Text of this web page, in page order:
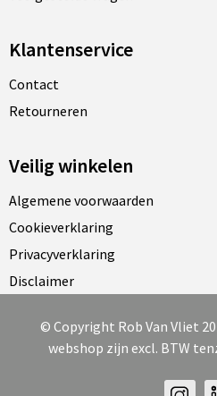
Klantenservice
Contact
Retourneren
Veilig winkelen
Algemene voorwaarden
Cookieverklaring
Privacyverklaring
Disclaimer
© Copyright Rob Van Vliet
webshop zijn excl. BTW